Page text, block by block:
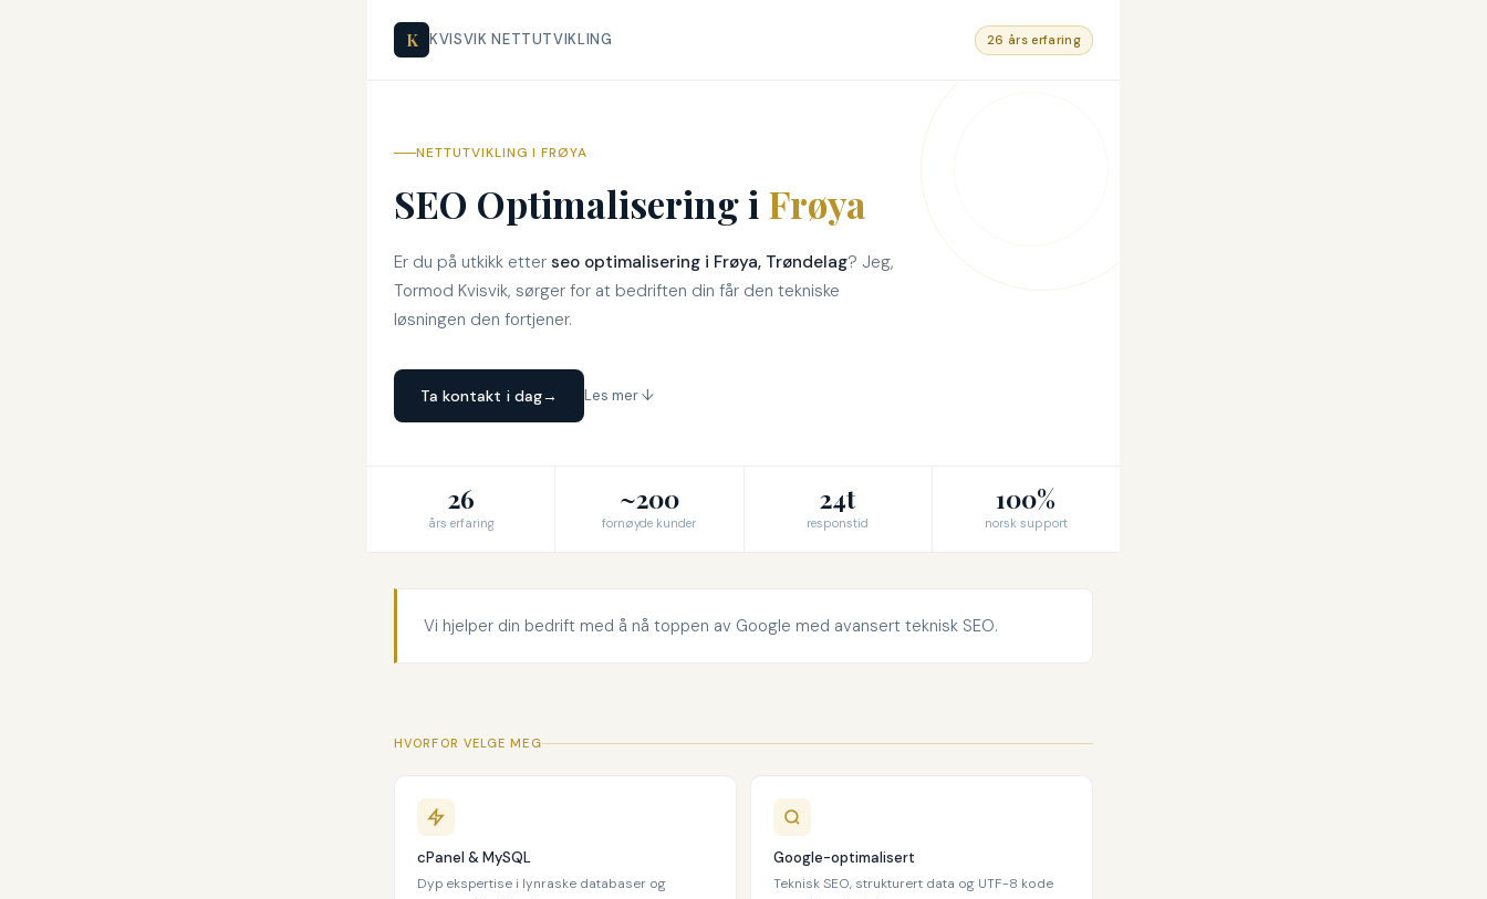
K KVISVIK NETTUTVIKLING 26 års erfaring
NETTUTVIKLING I FRØYA
SEO Optimalisering i Frøya
Er du på utkikk etter seo optimalisering i Frøya, Trøndelag? Jeg,
Tormod Kvisvik, sørger for at bedriften din får den tekniske
løsningen den fortjener.
Ta kontakt i dag→ Les mer ↓
26
års erfaring
~200
fornøyde kunder
24t
responstid
100%
norsk support
Vi hjelper din bedrift med å nå toppen av Google med avansert teknisk SEO.
HVORFOR VELGE MEG
cPanel & MySQL
Dyp ekspertise i lynraske databaser og
Google-optimalisert
Teknisk SEO, strukturert data og UTF-8 kode